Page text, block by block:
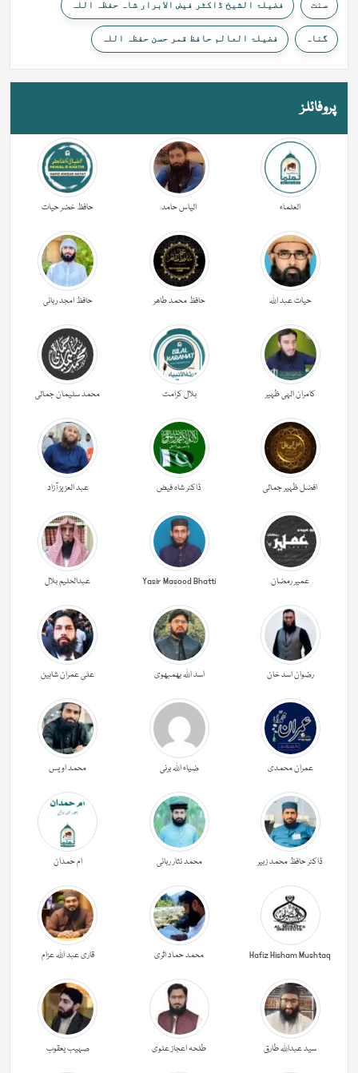
سنت فضیلۃ الشیخ ڈاکٹر فیض الابرار شاہ حفظہ اللہ
گناہ فضیلۃ العالم حافظ قمر حسن حفظہ اللہ
پروفائلز
العلماء الیاس حامد حافظ خضر حیات
حیات عبد اللہ حافظ محمد طاھر حافظ امجد ربانی
کامران الہی ظہیر بلال کرامت محمد سلیمان جمالی
افضل ظہیر جمالی ڈاکٹر شاہ فیض عبد العزیز آزاد
عمیر رمضان Yasir Masood Bhatti عبدالحليم بلال
رضوان اسد خان اسد اللہ بھمبھوی علی عمران شاہین
عمران محمدی ضیاء اللہ برنی محمد اویس
ڈاکٹر حافظ محمد زبیر محمد نثار ربانی ام حمدان
Hafiz Hisham Mushtaq محمد حماد اثری قاری عبد اللہ عزام
سید عبداللہ طارق طلحہ اعجاز علوی صہیب یعقوب